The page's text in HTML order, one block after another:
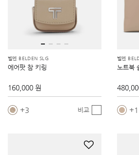
벨덴 BELDEN SLG
에어팟 참 키링
160,000 원
3 비교
벨덴
노트북
1